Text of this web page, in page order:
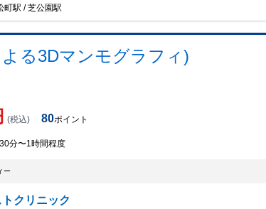
町駅 / 芝公園駅
る3Dマンモグラフィ)
(税込) 80ポイント
30分〜1時間程度
ー
クリニック